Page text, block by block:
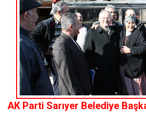
AK Parti Sarıyer Belediye